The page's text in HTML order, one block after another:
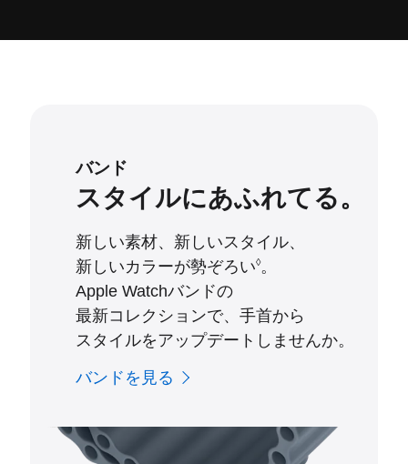
バンド
スタイルにあふれてる。
新しい素材、新しいスタイル、
新しいカラーが勢ぞろい◊。
Apple Watchバンドの
最新コレクションで、手首から
スタイルをアップデートしませんか。
バンドを見る